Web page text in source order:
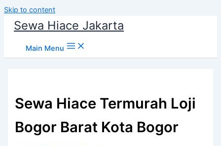
Skip to content
Sewa Hiace Jakarta
Main Menu
Sewa Hiace Termurah Loji
Bogor Barat Kota Bogor